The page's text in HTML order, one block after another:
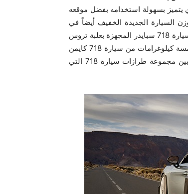
يتميز بسهولة استخدامه بفضل موقعه
السيارة الجديدة الخفيف أيضاً في
تقديم أعلى مستويات الأداء، حيث يبلغ وزن السيارة ‎1,410 كغ، أي أقل من سيارة ‎718 سبايدر المجهزة بعلبة تروس
بورشه بالقابض المزدوج بمقدار ‎40 كغ، والتي تتميز بدورها بوزن أخف بخمسة كيلوغرامات من سيارة ‎718 كايمن
‎GT4 RS‎ ذات السقف الثابت. وتمثل سيارة ‎718 سبايدر ‎RS‎ أقوى طراز بين مجموعة طرازات سيارة ‎718 التي